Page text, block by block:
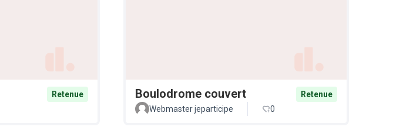
Retenue
Boulodrome couvert
Retenue
Webmaster jeparticipe
0